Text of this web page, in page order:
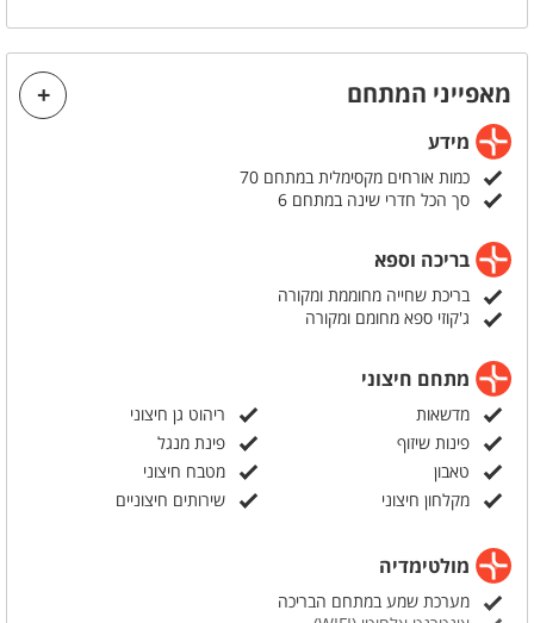
והמסיבות מקבלים מימד נוסף עם מערכת הגברה איכותית. המתחם כולל
חמישה חדרי שינה מפנקים לאירוח לילה.
מאפייני המתחם
מידע
כמות אורחים מקסימלית במתחם 70
סך הכל חדרי שינה במתחם 6
בריכה וספא
בריכת שחייה מחוממת ומקורה
ג'קוזי ספא מחומם ומקורה
מתחם חיצוני
מדשאות
ריהוט גן חיצוני
פינות שיזוף
פינת מנגל
טאבון
מטבח חיצוני
מקלחון חיצוני
שירותים חיצוניים
מולטימדיה
מערכת שמע במתחם הבריכה